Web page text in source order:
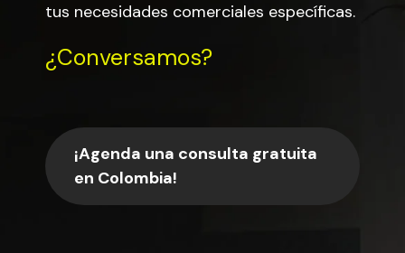
tus necesidades comerciales específicas.
¿Conversamos?
¡Agenda una consulta gratuita
en Colombia!